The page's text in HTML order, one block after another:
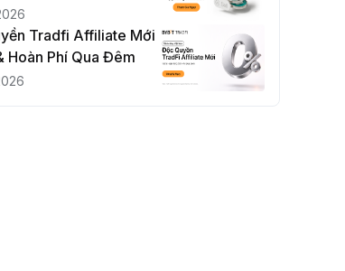
Tradfi Affiliate Mới
Phí Qua Đêm